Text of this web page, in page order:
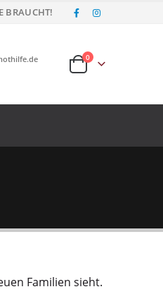
BRAUCHT!
0
Familien sieht.